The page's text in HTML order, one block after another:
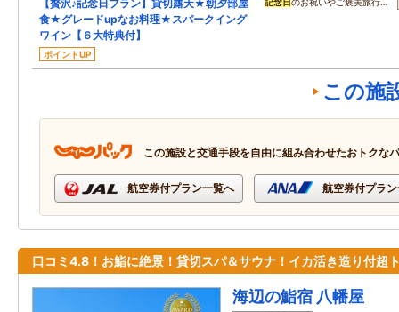
【贅沢♪記念日プラン】貸切露天★朝夕部屋
食★グレードupなお料理★スパークイング
ワイン【６大特典付】
ポイントUP
この施
この施設と交通手段を自由に組み合わせたおトクな
航空券付プラン一覧へ 航空券付プラ
口コミ4.8！お鮨に絶景！貸切スパ＆サウナ！イカ活き造り付超
海辺の鮨宿 八幡屋